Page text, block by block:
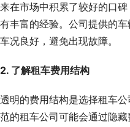
来在市场中积累了较好的口
有丰富的经验。公司提供的
车况良好，避免出现故障。
2. 了解租车费用结构
透明的费用结构是选择租车
范的租车公司可能会通过隐